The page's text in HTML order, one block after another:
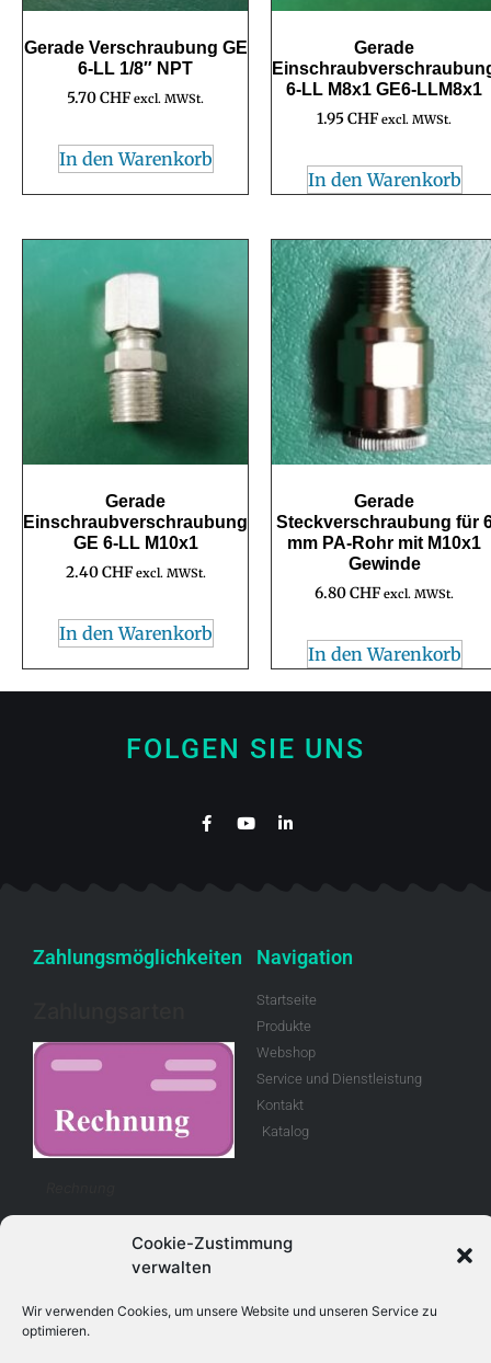
Cookie-Zustimmung
verwalten
Wir verwenden Cookies, um unsere Website und unseren Service zu
optimieren.
Gerade Verschraubung GE
6-LL 1/8″ NPT
5.70CHF excl. MWSt.
In den Warenkorb
Gerade
6-LL M8x1 GE6-LLM8x1
1.95CHF excl. MWSt.
In den Warenkorb
Gerade
Einschraubverschraubung
GE 6-LL M10x1
2.40CHF excl. MWSt.
In den Warenkorb
Gerade
Steckverschraubung für
mm PA-Rohr mit M10x1
Gewinde
6.80CHF excl. MWSt.
In den Warenkorb
FOLGEN SIE UNS
Zahlungsmöglichkeiten
Geschäftsbedingungen
Navigation
Startseite
Produkte
Webshop
Service und Dienstleistung
Kontakt
Katalog